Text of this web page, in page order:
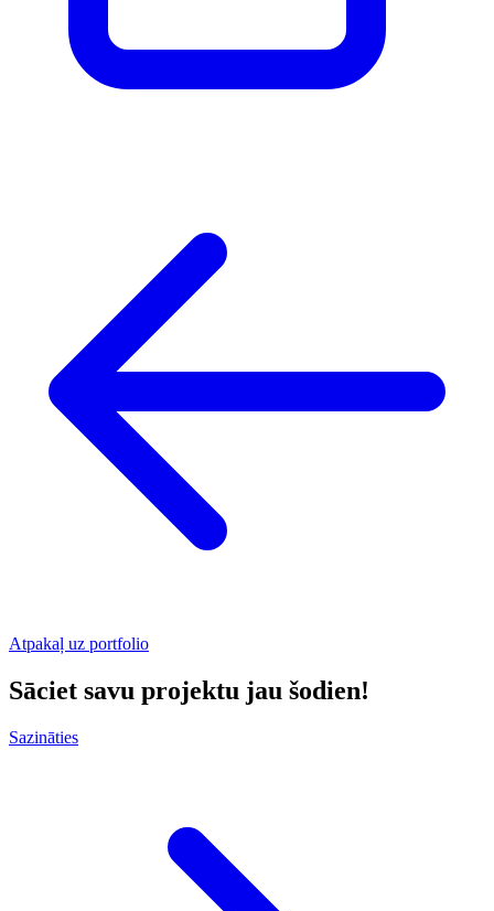
Atpakaļ uz portfolio
Sāciet savu projektu jau šodien!
Sazināties